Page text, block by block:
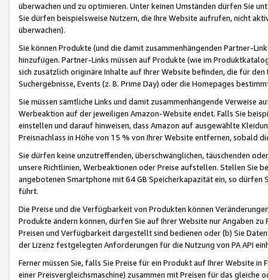
überwachen und zu optimieren. Unter keinen Umständen dürfen Sie
Sie dürfen beispielsweise Nutzern, die Ihre Website aufrufen, nicht
überwachen).
Sie können Produkte (und die damit zusammenhängenden Partner-
hinzufügen. Partner-Links müssen auf Produkte (wie im
sich zusätzlich originäre Inhalte auf Ihrer Website befinden, die für
Suchergebnisse, Events (z. B. Prime Day) oder die Homepages
Sie müssen sämtliche Links und damit zusammenhängende
Werbeaktion auf der jeweiligen Amazon-Website endet. Falls Sie
einstellen und darauf hinweisen, dass Amazon auf ausgewählte
Preisnachlass in Höhe von 15 % von Ihrer Website entfernen, sobald
Sie dürfen keine unzutreffenden, überschwänglichen, täuschenden
unsere Richtlinien, Werbeaktionen oder Preise aufstellen. Stellen Sie
angebotenen Smartphone mit 64 GB Speicherkapazität ein, so dürfen
führt.
Die Preise und die Verfügbarkeit von Produkten können
Produkte ändern können, dürfen Sie auf Ihrer Website nur Angaben
Preisen und Verfügbarkeit dargestellt sind bedienen oder (b) Sie
der Lizenz festgelegten Anforderungen für die Nutzung von PA API
Ferner müssen Sie, falls Sie Preise für ein Produkt auf Ihrer Website
einer Preisvergleichsmaschine) zusammen mit Preisen für das